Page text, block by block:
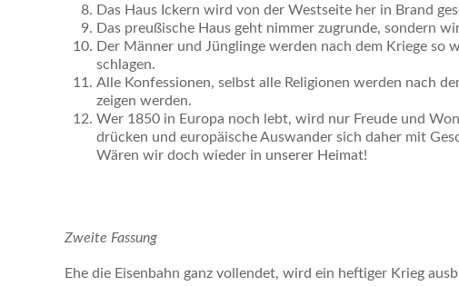
Das Haus Ickern wird von der Westseite her in Brand
Das preußische Haus geht nimmer zugrunde, sondern
Der Männer und Jünglinge werden nach dem Kriege so
schlagen.
Alle Konfessionen, selbst alle Religionen werden nach
zeigen werden.
Wer 1850 in Europa noch lebt, wird nur Freude und
drücken und europäische Auswander sich daher mit
Wären wir doch wieder in unserer Heimat!
Zweite Fassung
Ehe die Eisenbahn ganz vollendet, wird ein heftiger Krieg